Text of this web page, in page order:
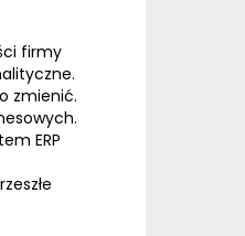
firmy
zmienić.
ERP